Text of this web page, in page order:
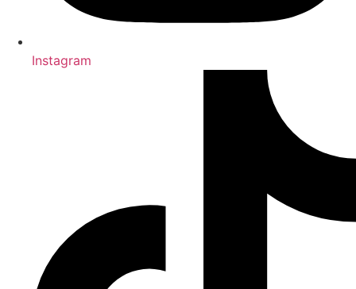
Instagram